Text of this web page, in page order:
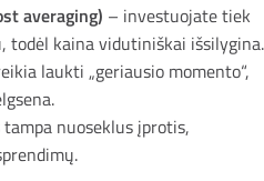
averaging) – investuojate tiek
todėl kaina vidutiniškai išsilygina.
laukti „geriausio momento“,
nuoseklus įprotis,